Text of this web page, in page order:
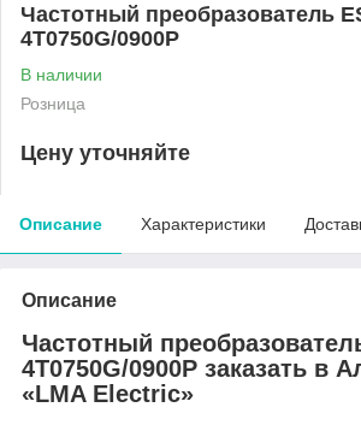
Частотный преобразователь
4T0750G/0900P
В наличии
Розница
Цену уточняйте
Описание Характеристики
Описание
Частотный
4T0750G/0900P заказать в
«LMA Electric»